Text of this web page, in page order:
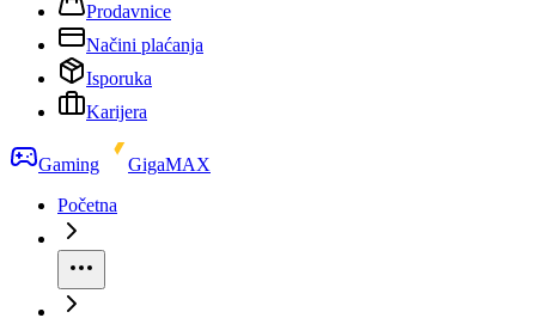
Prodavnice
Načini plaćanja
Isporuka
Karijera
Gaming
GigaMAX
Početna